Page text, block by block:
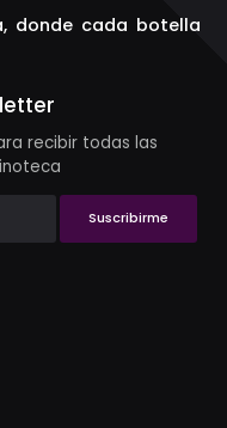
donde cada botella
recibir todas las
Suscribirme